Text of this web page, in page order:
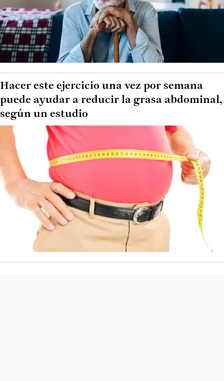
Hacer este ejercicio una vez por semana
puede ayudar a reducir la grasa abdominal,
según un estudio